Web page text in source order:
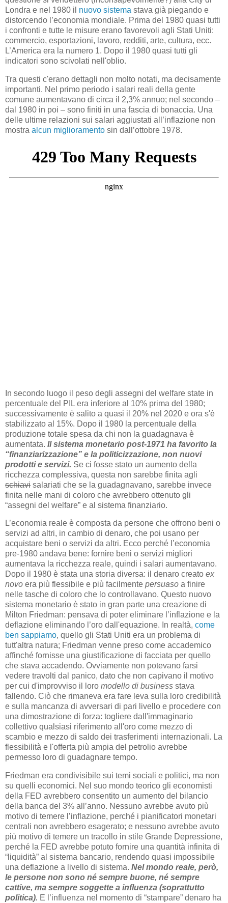
Londra e nel 1980 il nuovo sistema stava già piegando e
distorcendo l’economia mondiale. Prima del 1980 quasi tutti
i confronti e tutte le misure erano favorevoli agli Stati Uniti:
commercio, esportazioni, lavoro, redditi, arte, cultura, ecc.
L’America era la numero 1. Dopo il 1980 quasi tutti gli
indicatori sono scivolati nell'oblio.
Tra questi c'erano dettagli non molto notati, ma decisamente
importanti. Nel primo periodo i salari reali della gente
comune aumentavano di circa il 2,3% annuo; nel secondo –
dal 1980 in poi – sono finiti in una fascia di bonaccia. Una
delle ultime relazioni sui salari aggiustati all’inflazione non
mostra alcun miglioramento sin dall’ottobre 1978.
In secondo luogo il peso degli assegni del welfare state in
percentuale del PIL era inferiore al 10% prima del 1980;
successivamente è salito a quasi il 20% nel 2020 e ora s'è
stabilizzato al 15%. Dopo il 1980 la percentuale della
produzione totale spesa da chi non la guadagnava è
aumentata. Il sistema monetario post-1971 ha favorito la
“finanziarizzazione” e la politicizzazione, non nuovi
prodotti e servizi. Se ci fosse stato un aumento della
ricchezza complessiva, questa non sarebbe finita agli
schiavi salariati che se la guadagnavano, sarebbe invece
finita nelle mani di coloro che avrebbero ottenuto gli
“assegni del welfare” e al sistema finanziario.
L’economia reale è composta da persone che offrono beni o
servizi ad altri, in cambio di denaro, che poi usano per
acquistare beni o servizi da altri. Ecco perché l’economia
pre-1980 andava bene: fornire beni o servizi migliori
aumentava la ricchezza reale, quindi i salari aumentavano.
Dopo il 1980 è stata una storia diversa: il denaro creato ex
novo era più flessibile e più facilmente persuaso a finire
nelle tasche di coloro che lo controllavano. Questo nuovo
sistema monetario è stato in gran parte una creazione di
Milton Friedman: pensava di poter eliminare l’inflazione e la
deflazione eliminando l’oro dall'equazione. In realtà, come
ben sappiamo, quello gli Stati Uniti era un problema di
tutt'altra natura; Friedman venne preso come accademico
affinché fornisse una giustificazione di facciata per quello
che stava accadendo. Ovviamente non potevano farsi
vedere travolti dal panico, dato che non capivano il motivo
per cui d'improvviso il loro modello di business stava
fallendo. Ciò che rimaneva era fare leva sulla loro credibilità
e sulla mancanza di avversari di pari livello e procedere con
una dimostrazione di forza: togliere dall'immaginario
collettivo qualsiasi riferimento all'oro come mezzo di
scambio e mezzo di saldo dei trasferimenti internazionali. La
flessibilità e l'offerta più ampia del petrolio avrebbe
permesso loro di guadagnare tempo.
Friedman era condivisibile sui temi sociali e politici, ma non
su quelli economici. Nel suo mondo teorico gli economisti
della FED avrebbero consentito un aumento del bilancio
della banca del 3% all’anno. Nessuno avrebbe avuto più
motivo di temere l’inflazione, perché i pianificatori monetari
centrali non avrebbero esagerato; e nessuno avrebbe avuto
più motivo di temere un tracollo in stile Grande Depressione,
perché la FED avrebbe potuto fornire una quantità infinita di
“liquidità” al sistema bancario, rendendo quasi impossibile
una deflazione a livello di sistema. Nel mondo reale, però,
le persone non sono né sempre buone, né sempre
cattive, ma sempre soggette a influenza (soprattutto
politica). E l’influenza nel momento di “stampare” denaro ha